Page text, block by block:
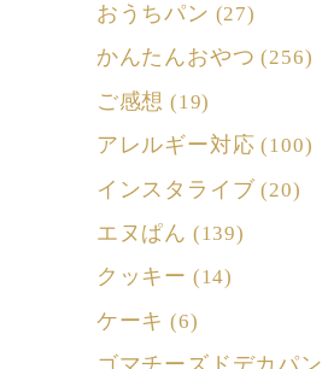
おうちパン (27)
かんたんおやつ (256)
ご感想 (19)
アレルギー対応 (100)
インスタライブ (20)
エヌぱん (139)
クッキー (14)
ケーキ (6)